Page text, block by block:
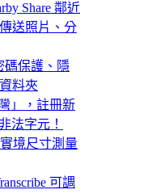
Share 鄰近
送照片、分
碼保護、隱
料夾
」，註冊新
法字元！
實境尺寸測量
可調